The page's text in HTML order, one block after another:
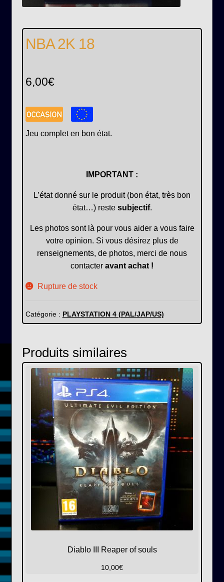
NBA 2K 18
6,00€
Jeu complet en bon état.
IMPORTANT :
L’état donné sur le produit (bon état, très bon
état…) reste subjectif.
Les photos sont là pour vous aider a vous faire
votre opinion. Si vous désirez plus de
renseignements, de photos, merci de nous
contacter avant achat !
Rupture de stock
Catégorie : PLAYSTATION 4 (PAL/JAP/US)
Produits similaires
Diablo III Reaper of souls
10,00€